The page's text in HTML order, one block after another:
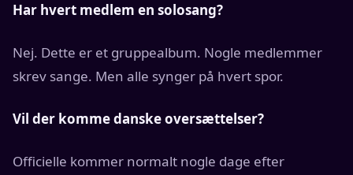
Har hvert medlem en solosang?
Nej. Dette er et gruppealbum. Nogle medlemmer
skrev sange. Men alle synger på hvert spor.
Vil der komme danske oversættelser?
Officielle kommer normalt nogle dage efter